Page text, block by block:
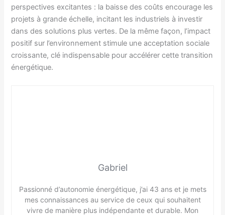
perspectives excitantes : la baisse des coûts encourage les
projets à grande échelle, incitant les industriels à investir
dans des solutions plus vertes. De la même façon, l’impact
positif sur l’environnement stimule une acceptation sociale
croissante, clé indispensable pour accélérer cette transition
énergétique.
Gabriel
Passionné d’autonomie énergétique, j’ai 43 ans et je mets
mes connaissances au service de ceux qui souhaitent
vivre de manière plus indépendante et durable. Mon